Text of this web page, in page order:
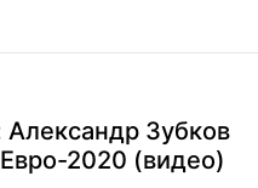
Зубков
2020 (видео)